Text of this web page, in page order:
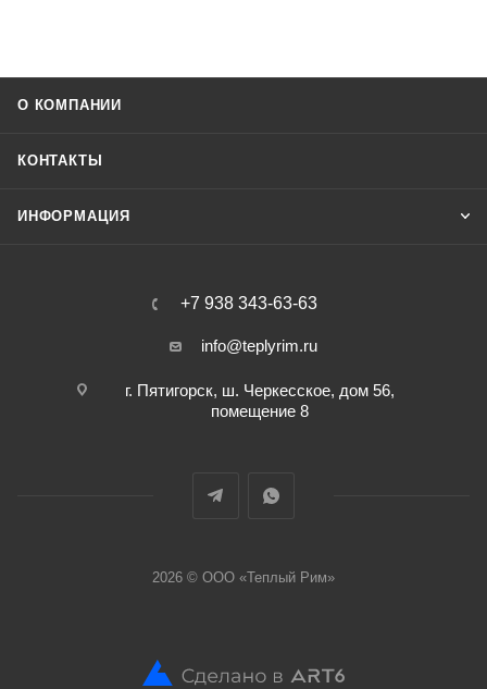
О КОМПАНИИ
КОНТАКТЫ
ИНФОРМАЦИЯ
+7 938 343-63-63
info@teplyrim.ru
г. Пятигорск, ш. Черкесское, дом 56,
помещение 8
2026 © ООО «Теплый Рим»